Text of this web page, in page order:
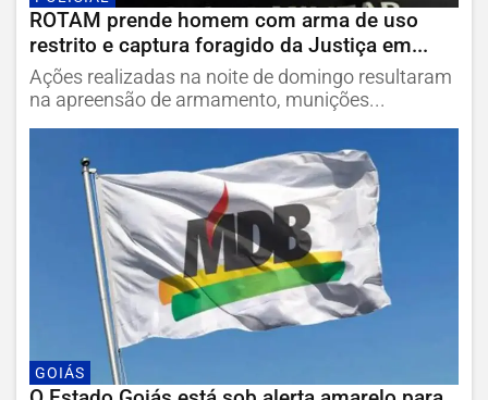
ROTAM prende homem com arma de uso
restrito e captura foragido da Justiça em...
Ações realizadas na noite de domingo resultaram
na apreensão de armamento, munições...
GOIÁS